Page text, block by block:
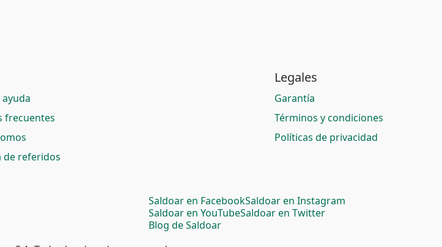
frecuentes
de referidos
Legales
Garantía
Términos y condiciones
Políticas de privacidad
Saldoar en FacebookSaldoar en Instagram
Saldoar en YouTubeSaldoar en Twitter
Blog de Saldoar